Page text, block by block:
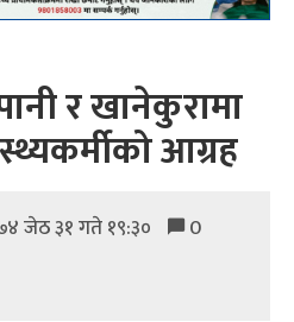
र खानेकुरामा
आग्रह
जेठ ३१ गते १९:३० 0